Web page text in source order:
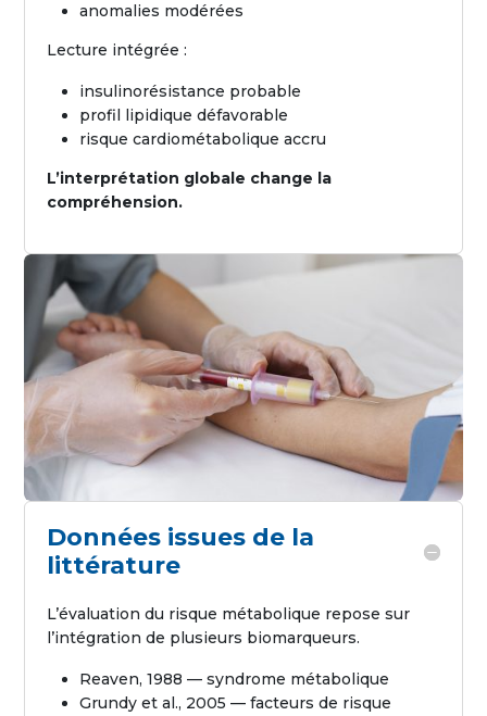
anomalies modérées
Lecture intégrée :
insulinorésistance probable
profil lipidique défavorable
risque cardiométabolique accru
L’interprétation globale change la
compréhension.
Données issues de la
littérature
L’évaluation du risque métabolique repose sur
l’intégration de plusieurs biomarqueurs.
Reaven, 1988 — syndrome métabolique
Grundy et al., 2005 — facteurs de risque